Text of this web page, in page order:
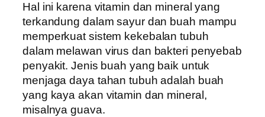
Hal ini karena vitamin dan mineral yang
terkandung dalam sayur dan buah mampu
memperkuat sistem kekebalan tubuh
dalam melawan virus dan bakteri penyebab
penyakit. Jenis buah yang baik untuk
menjaga daya tahan tubuh adalah buah
yang kaya akan vitamin dan mineral,
misalnya guava.